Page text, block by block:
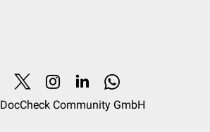
DocCheck Community GmbH